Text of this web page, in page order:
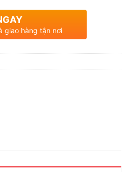
giao hàng tận nơi